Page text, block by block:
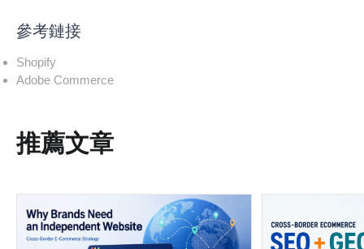
參考鏈接
Shopify
Adobe Commerce
推薦文章